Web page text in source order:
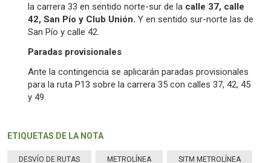
la carrera 33 en sentido norte-sur de la calle 37, calle
42, San Pío y Club Unión. Y en sentido sur-norte las de
San Pío y calle 42.
Paradas provisionales
Ante la contingencia se aplicarán paradas provisionales
para la ruta P13 sobre la carrera 35 con calles 37, 42, 45
y 49.
ETIQUETAS DE LA NOTA
DESVÍO DE RUTAS METROLÍNEA SITM METROLÍNEA